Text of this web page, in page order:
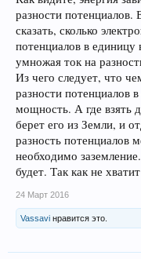
разности
сказать, сколько
потенциалов в единицу
умножая ток на
Из чего следует, что
разности потенциалов
мощность. А где взять
берет его из Земли, и
разность потенциалов
необходимо
будет. Так как не
24 Март 2016
Vassavi нравится это.